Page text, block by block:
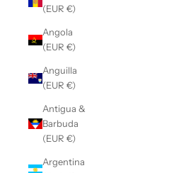
(EUR €)
Angola
(EUR €)
Anguilla
(EUR €)
Antigua &
Barbuda
(EUR €)
Argentina